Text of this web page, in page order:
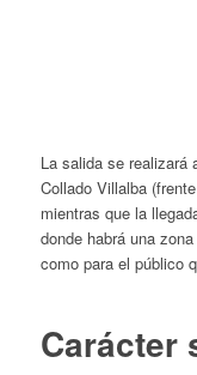
La salida se realizará
Collado Villalba
mientras que la
donde habrá una
como para el público
Carácter